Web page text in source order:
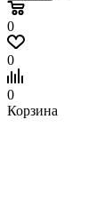
0
0
0
Корзина